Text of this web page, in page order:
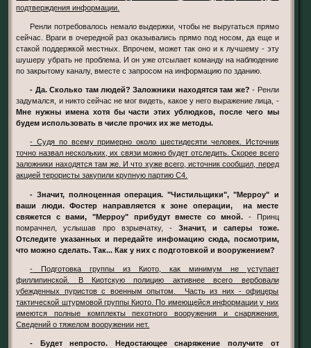
подтверждения информации.
Ренли потребовалось немало выдержки, чтобы не выругаться прямо
сейчас. Враги в очередной раз оказывались прямо под носом, да еще и
стакой поддержкой местных. Впрочем, может так оно и к лучшему - эту
шушеру убрать не проблема. И он уже отсылает команду на наблюдение
по закрытому каналу, вместе с запросом на информацию по зданию.
- Да. Сколько там людей? Заложники находятся там же? - Ренли
задумался, и никто сейчас не мог видеть, какое у него выражение лица, -
Мне нужны имена хотя бы части этих ублюдков, после чего мы
будем использовать в числе прочих их же методы.
- Судя по всему примерно около шестидесяти человек. Источник
точно назвал нескольких, их связи можно будет отследить. Скорее всего
заложники находятся там же. И что хуже всего, источник сообщил, перед
акцией терористы закупили крупную партию С4.
- Значит, полноценная операция. "Чистильщики", "Мерроу" и
ваши люди. Фостер направляется к зоне операции, на месте
свяжется с вами, "Мерроу" прибудут вместе со мной. - Принц
помрачнел, услышав про взрывчатку, -Значит, и саперы тоже.
Отследите указанных и передайте инфомацию сюда, посмотрим,
что можно сделать. Так... Как у них с подготовкой и вооружением?
- Подготовка группы из Киото, как минимум не уступает
филлипинской. В Киотскую полицию активнее всего вербовали
убежденных пуристов с военным опытом. Часть из них - офицеры
тактической штурмовой группы Киото. По имеющейся информации у них
имеются полные комплекты пехотного вооружения и снаряжения.
Сведений о тяжелом вооружении нет.
- Будет непросто. Недостающее снаряжение получите от